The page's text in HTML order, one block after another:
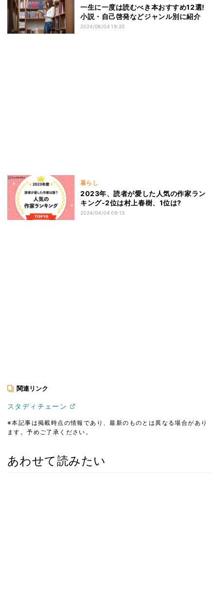
一生に一度は読むべき本おすすめ12選!
小説・自己啓発などジャンル別に紹介
2024/06/04 19:20
暮らし
2023年、読者が愛した人気の作家ラン
キング-2位は村上春樹、1位は?
2024/04/04 09:13
関連リンク
スタディチェーン
※本記事は掲載時点の情報であり、最新のものとは異なる場合があり
ます。予めご了承ください。
あわせて読みたい